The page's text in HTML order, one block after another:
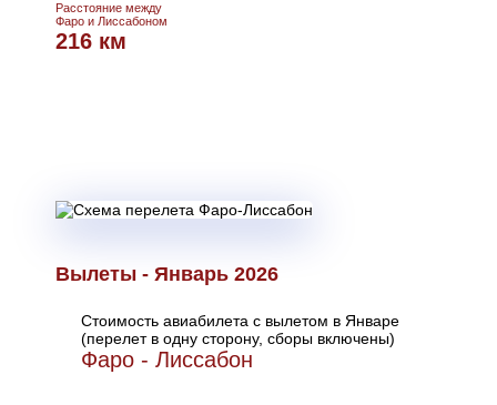
Расстояние между
Фаро и Лиссабоном
216 км
Вылеты - Январь 2026
Стоимость авиабилета с вылетом в Январе
(перелет в одну сторону, сборы включены)
Фаро - Лиссабон